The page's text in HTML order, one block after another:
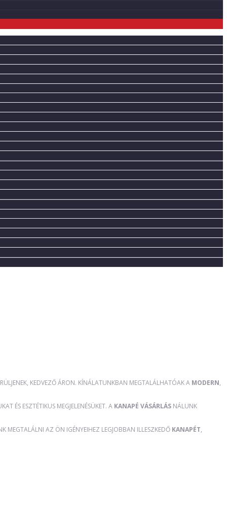
KEDVEZŐ ÁRON. KÍNÁLATUNKBAN MEGTALÁLHATÓAK A MODERN,
ÉS ESZTÉTIKUS MEGJELENÉSÜKET. A KANAPÉ VÁSÁRLÁS NÁLUNK
MEGTALÁLNI AZ ÖN IGÉNYEIHEZ LEGJOBBAN ILLESZKEDŐ KANAPÉT,